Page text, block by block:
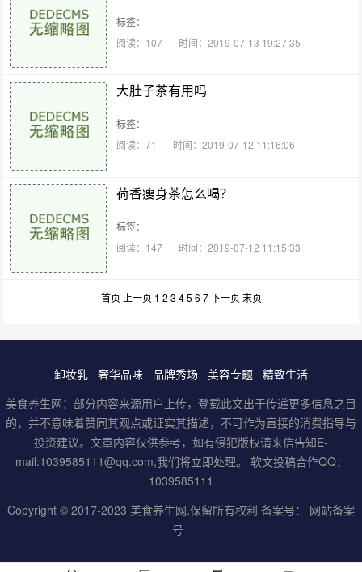
标签：
阅读：107
时间：2019-07-13 19:27:35
大肚子茶有用吗
标签：
阅读：71
时间：2019-07-12 11:16:06
荷香瘦身茶怎么喝？
标签：
阅读：147
时间：2019-07-12 11:15:33
首页 上一页 1 2 3 4 5 6 7 下一页 末页
卸妆乳 奢华品味 品牌秀场 美容专题 精致生活
美食养生网：部分内容来源用户上传，登载此文出于传递更多信息之目
的，并不意味着赞同其观点或证实其描述，不可作为直接的消费指导与
投资建议。文章内容仅供参考，如有侵犯版权请来信告知E-
mail:1039585111@qq.com,我们将立即处理。 软文投稿合作QQ：
1039585111
Copyright © 2017-2023 美食养生网.保留所有权利 备案号： 网站备案
号